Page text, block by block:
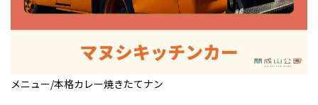
メニュー/本格カレー焼きたてナン